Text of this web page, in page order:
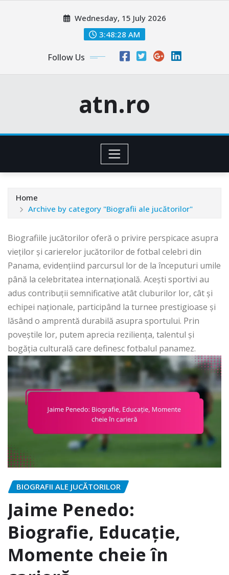
Wednesday, 15 July 2026
3:48:29 AM
Follow Us
atn.ro
Home
Archive by category "Biografii ale jucătorilor"
Biografiile jucătorilor oferă o privire perspicace asupra
vieților și carierelor jucătorilor de fotbal celebri din
Panama, evidențiind parcursul lor de la începuturi umile
până la celebritatea internațională. Acești sportivi au
adus contribuții semnificative atât cluburilor lor, cât și
echipei naționale, participând la turnee prestigioase și
lăsând o amprentă durabilă asupra sportului. Prin
poveștile lor, putem aprecia reziliența, talentul și
bogăția culturală care definesc fotbalul panamez.
BIOGRAFII ALE JUCĂTORILOR
Jaime Penedo:
Biografie, Educație,
Momente cheie în